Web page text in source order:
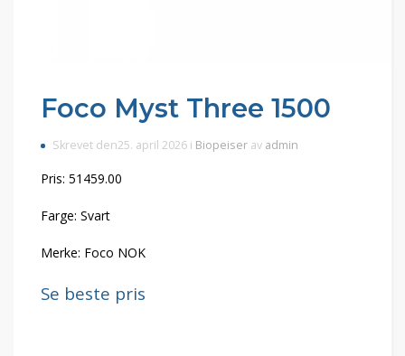
Foco Myst Three 1500
Skrevet den25. april 2026 i Biopeiser av admin
Pris: 51459.00
Farge: Svart
Merke: Foco NOK
Se beste pris